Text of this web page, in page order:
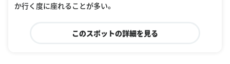
か行く度に座れることが多い。
このスポットの詳細を見る